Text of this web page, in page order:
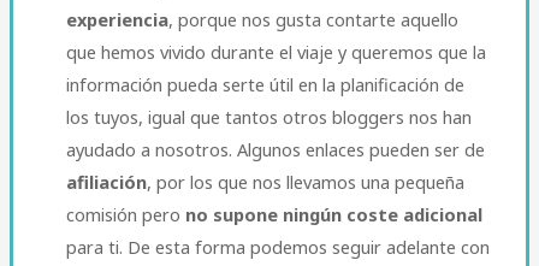
experiencia, porque nos gusta contarte aquello
que hemos vivido durante el viaje y queremos que la
información pueda serte útil en la planificación de
los tuyos, igual que tantos otros bloggers nos han
ayudado a nosotros. Algunos enlaces pueden ser de
afiliación, por los que nos llevamos una pequeña
comisión pero no supone ningún coste adicional
para ti. De esta forma podemos seguir adelante con